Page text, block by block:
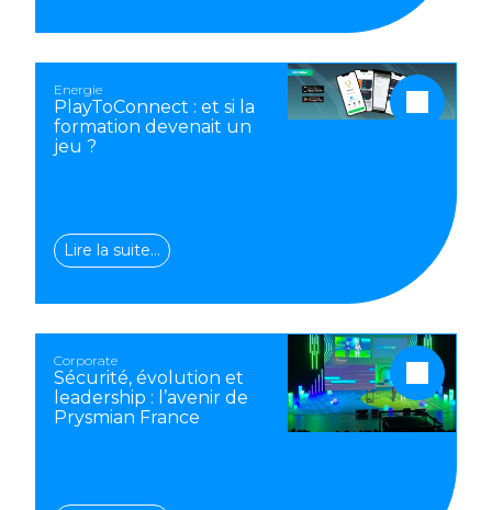
Energie
PlayToConnect : et si la
formation devenait un
jeu ?
Lire la suite…
Corporate
Sécurité, évolution et
leadership : l’avenir de
Prysmian France